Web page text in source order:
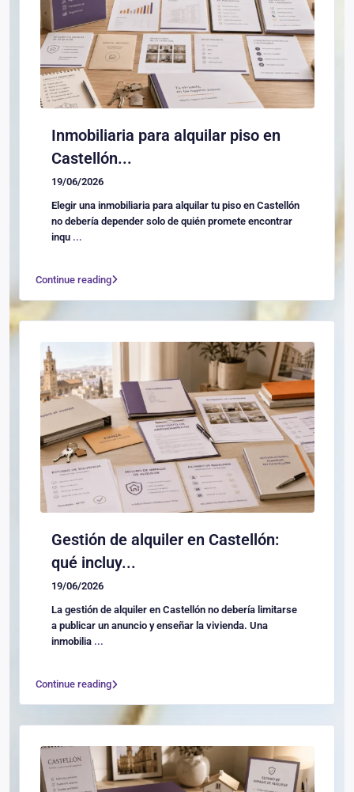
Inmobiliaria para alquilar piso en
Castellón...
19/06/2026
Elegir una inmobiliaria para alquilar tu piso en Castellón
no debería depender solo de quién promete encontrar
inqu ...
Continue reading
Gestión de alquiler en Castellón:
qué incluy...
19/06/2026
La gestión de alquiler en Castellón no debería limitarse
a publicar un anuncio y enseñar la vivienda. Una
inmobilia ...
Continue reading